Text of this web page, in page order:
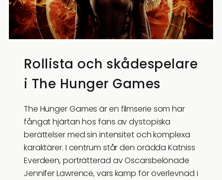
Rollista och skådespelare
i The Hunger Games
The Hunger Games är en filmserie som har
fångat hjärtan hos fans av dystopiska
berättelser med sin intensitet och komplexa
karaktärer. I centrum står den orädda Katniss
Everdeen, porträtterad av Oscarsbelönade
Jennifer Lawrence, vars kamp för överlevnad i